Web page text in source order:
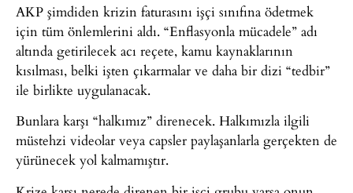
AKP şimdiden krizin faturasını işçi sınıfına ödetmek
için tüm önlemlerini aldı. “Enflasyonla mücadele” adı
altında getirilecek acı reçete, kamu kaynaklarının
kısılması, belki işten çıkarmalar ve daha bir dizi “tedbir”
ile birlikte uygulanacak.
Bunlara karşı “halkımız” direnecek. Halkımızla ilgili
müstehzi videolar veya capsler paylaşanlarla gerçekten de
yürünecek yol kalmamıştır.